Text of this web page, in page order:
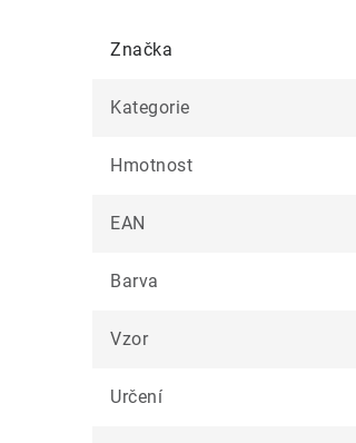
Značka
Kategorie
Hmotnost
EAN
Barva
Vzor
Určení